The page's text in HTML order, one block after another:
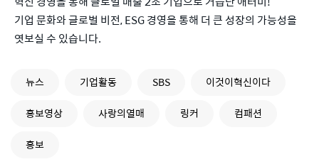
기업 문화와 글로벌 비전, ESG 경영을 통해 더 큰 성장의 가능성을
엿보실 수 있습니다.
뉴스 기업활동 SBS
이것이혁신이다
홍보영상
사랑의열매 링커
컴패션
홍보